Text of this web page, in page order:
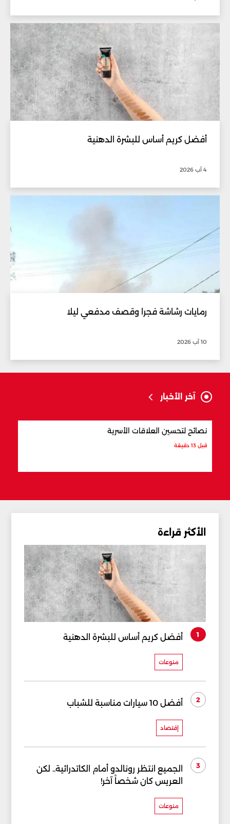
أفضل كريم أساس للبشرة الدهنية
4 آب 2026
رمايات رشاشة فجرا وقصف مدفعي ليلا
10 آب 2026
آخر الأخبار
نصائح لتحسين العلاقات الأسرية
قبل 13 دقيقة
الأكثر قراءة
1 أفضل كريم أساس للبشرة الدهنية
منوعات
2 أفضل 10 سيارات مناسبة للشباب
إقتصاد
3
الجميع انتظر رونالدو أمام الكاتدرائية.. لكن
العريس كان شخصاً آخر!
منوعات